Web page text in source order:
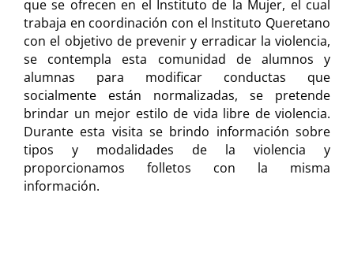
que se ofrecen en el Instituto de la Mujer, el cual
trabaja en coordinación con el Instituto Queretano
con el objetivo de prevenir y erradicar la violencia,
se contempla esta comunidad de alumnos y
alumnas para modificar conductas que
socialmente están normalizadas, se pretende
brindar un mejor estilo de vida libre de violencia.
Durante esta visita se brindo información sobre
tipos y modalidades de la violencia y
proporcionamos folletos con la misma
información.